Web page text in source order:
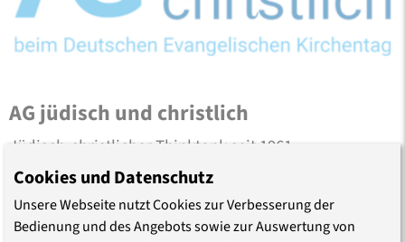
AG jüdisch und christlich
Jüdisch-christlicher Thinktank seit 1961
Die AG jüdisch und christlich beim Deutschen
Evangelischen Kirchentag hat sich zur Aufgabe gesetzt,
die jüdisch-christlichen Beziehungen in ihren
Cookies und Datenschutz
Unsere Webseite nutzt Cookies zur Verbesserung der
Bedienung und des Angebots sowie zur Auswertung von